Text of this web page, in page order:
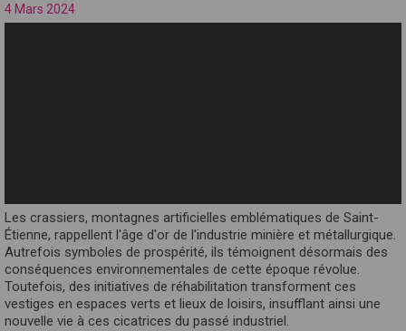
4 Mars 2024
Les crassiers, montagnes artificielles emblématiques de Saint-
Étienne, rappellent l'âge d'or de l'industrie minière et métallurgique.
Autrefois symboles de prospérité, ils témoignent désormais des
conséquences environnementales de cette époque révolue.
Toutefois, des initiatives de réhabilitation transforment ces
vestiges en espaces verts et lieux de loisirs, insufflant ainsi une
nouvelle vie à ces cicatrices du passé industriel.